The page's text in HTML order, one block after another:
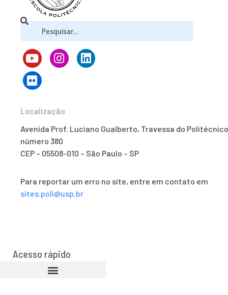
Localização
Avenida Prof. Luciano Gualberto, Travessa do
número 380
CEP – 05508-010 – São Paulo – SP
Para reportar um erro no site, entre em contato em
sites.poli@usp.br
Acesso rápido